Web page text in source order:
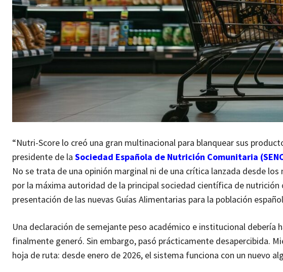
“Nutri-Score lo creó una gran multinacional para blanquear sus
presidente de la Sociedad Española de Nutrición Comunitaria
No se trata de una opinión marginal ni de una crítica lanzada desde
por la máxima autoridad de la principal sociedad científica de
presentación de las nuevas Guías Alimentarias para la población
Una declaración de semejante peso académico e institucional debería
finalmente generó. Sin embargo, pasó prácticamente desapercibida.
hoja de ruta: desde enero de 2026, el sistema funciona con un nuevo